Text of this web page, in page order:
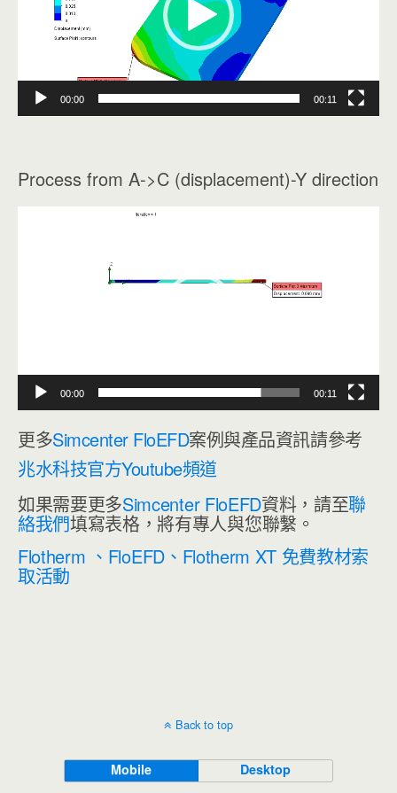
00:00 00:11
Process from A->C (displacement)-Y direction
00:00 00:11
更多Simcenter FloEFD案例與產品資訊請參考
兆水科技官方Youtube頻道
如果需要更多Simcenter FloEFD資料，請至聯
絡我們填寫表格，將有專人與您聯繫。
Flotherm 、FloEFD、Flotherm XT 免費教材索
取活動
Back to top
Mobile Desktop